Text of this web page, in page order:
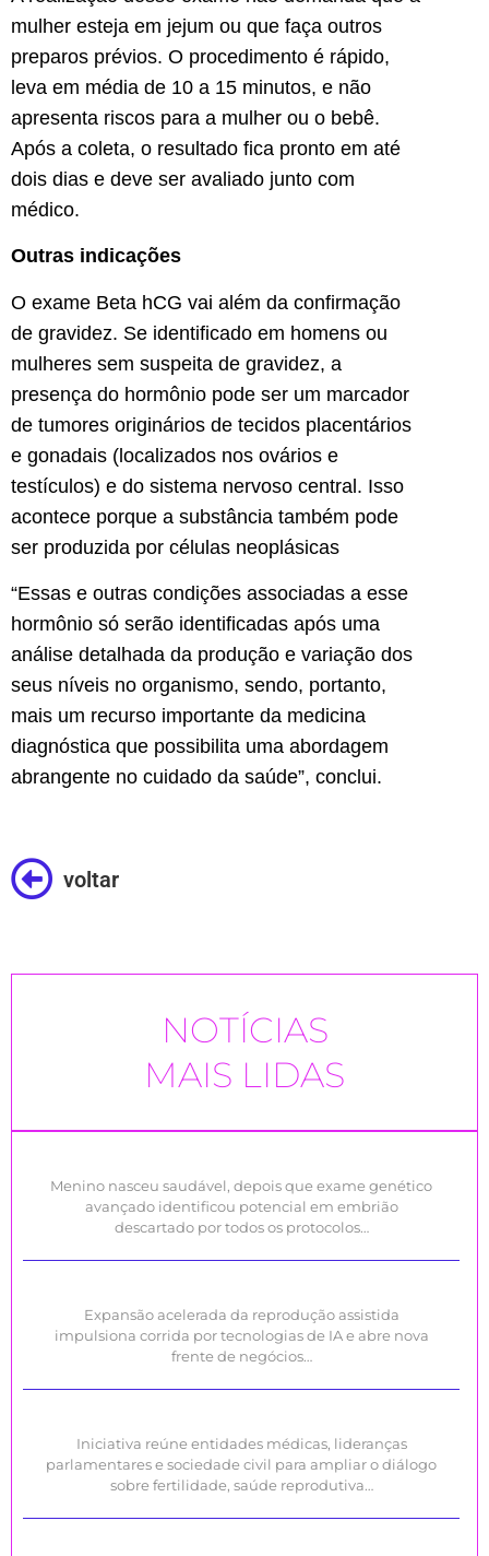
mulher esteja em jejum ou que faça outros
preparos prévios. O procedimento é rápido,
leva em média de 10 a 15 minutos, e não
apresenta riscos para a mulher ou o bebê.
Após a coleta, o resultado fica pronto em até
dois dias e deve ser avaliado junto com
médico.
Outras indicações
O exame Beta hCG vai além da confirmação
de gravidez. Se identificado em homens ou
mulheres sem suspeita de gravidez, a
presença do hormônio pode ser um marcador
de tumores originários de tecidos placentários
e gonadais (localizados nos ovários e
testículos) e do sistema nervoso central. Isso
acontece porque a substância também pode
ser produzida por células neoplásicas
“Essas e outras condições associadas a esse
hormônio só serão identificadas após uma
análise detalhada da produção e variação dos
seus níveis no organismo, sendo, portanto,
mais um recurso importante da medicina
diagnóstica que possibilita uma abordagem
abrangente no cuidado da saúde”, conclui.
voltar
NOTÍCIAS
MAIS LIDAS
Menino nasceu saudável, depois que exame genético
avançado identificou potencial em embrião
descartado por todos os protocolos…
Expansão acelerada da reprodução assistida
impulsiona corrida por tecnologias de IA e abre nova
frente de negócios…
Iniciativa reúne entidades médicas, lideranças
parlamentares e sociedade civil para ampliar o diálogo
sobre fertilidade, saúde reprodutiva…